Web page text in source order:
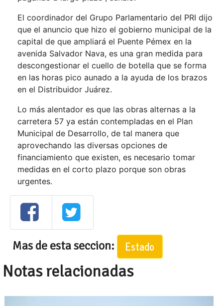
El coordinador del Grupo Parlamentario del PRI dijo
que el anuncio que hizo el gobierno municipal de la
capital de que ampliará el Puente Pémex en la
avenida Salvador Nava, es una gran medida para
descongestionar el cuello de botella que se forma
en las horas pico aunado a la ayuda de los brazos
en el Distribuidor Juárez.
Lo más alentador es que las obras alternas a la
carretera 57 ya están contempladas en el Plan
Municipal de Desarrollo, de tal manera que
aprovechando las diversas opciones de
financiamiento que existen, es necesario tomar
medidas en el corto plazo porque son obras
urgentes.
Mas de esta seccion: Estado
Notas relacionadas